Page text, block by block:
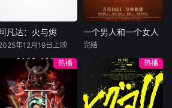
人貌似都有犯罪动
机。警察毫无头绪
“不务正业”迈出牧
场，追查牧羊人“躺
平
造的“换命游戏”。
豪华别墅、名车名
表、神秘女友全部
备齐，在陈伦的精
瞬间拥有顶配人
生。
阿凡达：火与烬
佐伊·索尔达娜
西格妮·韦弗
影片聚焦杰克·萨利
凡达：火与烬
年12月19日上映
一个男人和一个女人
周汉宁
男人（黄渤
饰）和女人（倪妮
一个男人和一个女人
完结
热播 热播